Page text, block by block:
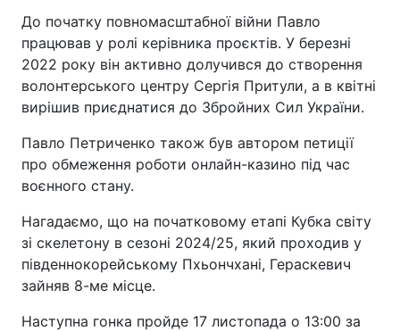
До початку повномасштабної війни Павло
працював у ролі керівника проєктів. У березні
2022 року він активно долучився до створення
волонтерського центру Сергія Притули, а в квітні
вирішив приєднатися до Збройних Сил України.
Павло Петриченко також був автором петиції
про обмеження роботи онлайн-казино під час
воєнного стану.
Нагадаємо, що на початковому етапі Кубка світу
зі скелетону в сезоні 2024/25, який проходив у
південнокорейському Пхьончхані, Гераскевич
зайняв 8-ме місце.
Наступна гонка пройде 17 листопада о 13:00 за